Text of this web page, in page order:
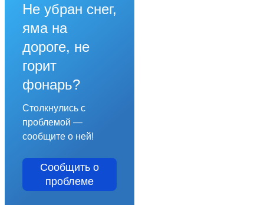
Не убран снег,
яма на
дороге, не
горит
фонарь?
Столкнулись с
проблемой —
сообщите о ней!
Сообщить о
проблеме